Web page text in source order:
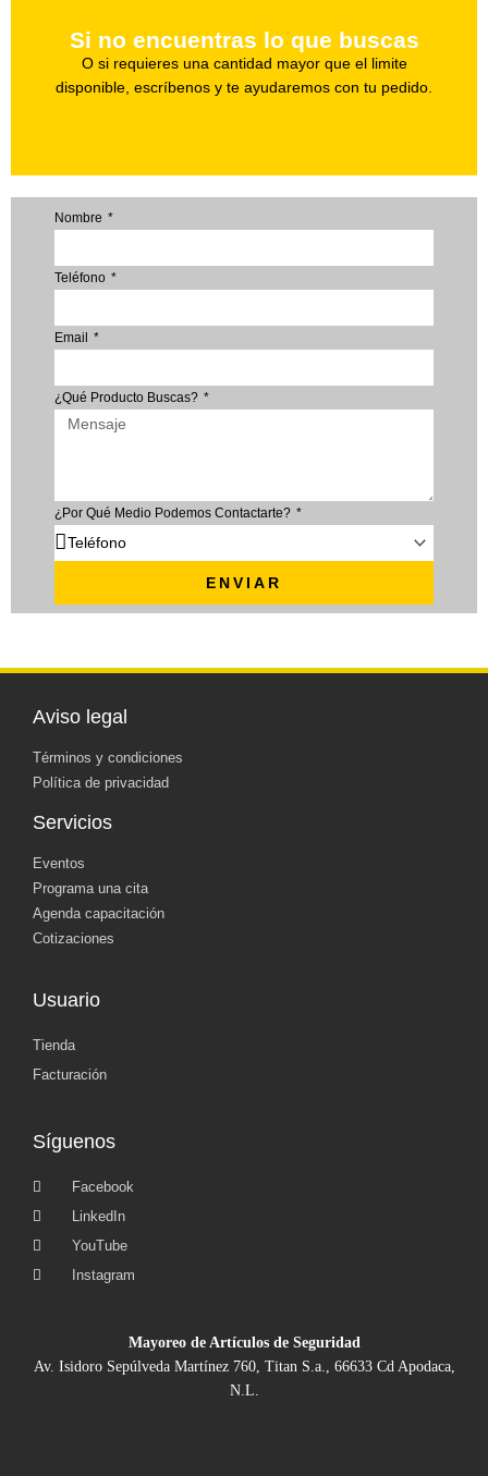
Si no encuentras lo que buscas
O si requieres una cantidad mayor que el limite
disponible, escríbenos y te ayudaremos con tu pedido.
Haz tu pedido
Nombre
Teléfono
Email
¿Qué Producto Buscas?
¿Por Qué Medio Podemos Contactarte?
ENVIAR
Aviso legal
Términos y condiciones
Política de privacidad
Servicios
Eventos
Programa una cita
Agenda capacitación
Cotizaciones
Usuario
Tienda
Facturación
Síguenos
Facebook
LinkedIn
YouTube
Instagram
Mayoreo de Artículos de Seguridad
Av. Isidoro Sepúlveda Martínez 760, Titan S.a., 66633 Cd Apodaca,
N.L.